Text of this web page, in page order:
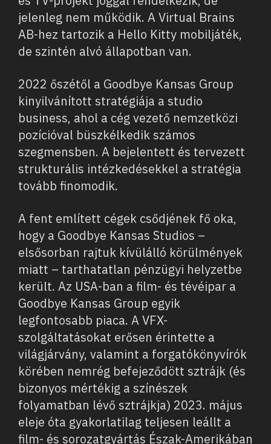
jelenleg nem működik. A Virtual Brains
AB-hez tartozik a Hello Kitty mobiljáték,
de szintén alvó állapotban van.
2022 őszétől a Goodbye Kansas Group
kinyilvánított stratégiája a studio
business, ahol a cég vezető nemzetközi
pozícióval büszkélkedik számos
szegmensben. A bejelentett és tervezett
strukturális intézkedésekkel a stratégia
tovább finomodik.
A fent említett cégek csődjének fő oka,
hogy a Goodbye Kansas Studios –
elsősorban rajtuk kívülálló körülmények
miatt – tarthatatlan pénzügyi helyzetbe
került. Az USA-ban a film- és tévéipar a
Goodbye Kansas Group egyik
legfontosabb piaca. A VFX-
szolgáltatásokat erősen érintette a
világjárvány, valamint a forgatókönyvírók
körében nemrég befejeződött sztrájk (és
bizonyos mértékig a színészek
folyamatban lévő sztrájkja) 2023. május
eleje óta gyakorlatilag teljesen leállt a
film- és sorozatgyártás Észak-Amerikában